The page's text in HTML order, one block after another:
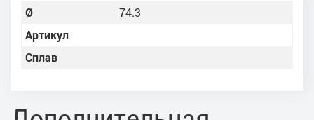
Ø
74.3
Артикул
Сплав